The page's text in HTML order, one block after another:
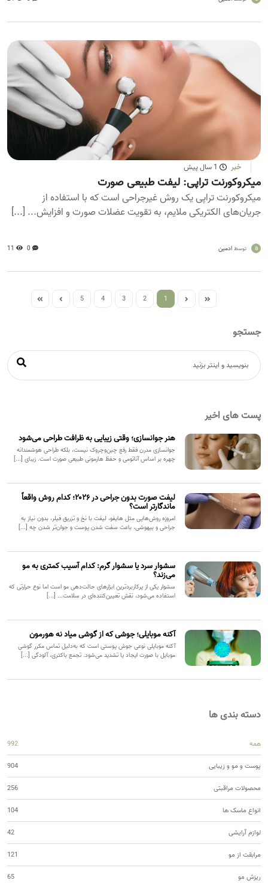
خبر 1 سال پیش
میکروکورنت تراپی: لیفت طبیعی صورت
میکروکورنت تراپی یک روش غیرجراحی است که با استفاده از
جریان‌های الکتریکی ملایم، به تقویت عضلات صورت و افزایش... [...]
a توسط ادمین 0
11
1
2
3
4
5
جستجو
پست های اخیر
هنر جوانسازی؛ وقتی زیبایی به ظرافت طراحی می‌شود
جوانسازی مدرن فقط رفع چین‌وچروک نیست، بلکه طراحی هوشمندانه
چهره بر اساس آناتومی و حفظ هارمونی طبیعی صورت است. زیبای [...]
لیفت صورت بدون جراحی در ۲۰۲۶؛ کدام روش واقعاً
ماندگارتر است؟
امروزه روش‌هایی مثل هایفو، لیفت با نخ و تزریق فیلر، بدون نیاز به
جراحی و بیهوشی، باعث سفت شدن پوست و جوان‌تر شدن چه [...]
سشوار سرد یا سشوار گرم: کدام آسیب کمتری به مو
می‌زند؟
سشوار یکی از پرکاربردترین ابزارهای حالت‌دهی مو است اما نوع حرارتی که
استفاده می‌شود، نقش تعیین‌کننده‌ای در سلامت... [...]
آکنه موبایلی؛ جوشی که از گوشی میاد نه هورمون
آکنه موبایلی نوعی جوش پوستی است که به‌دلیل تماس مکرر گوشی
موبایل با صورت ایجاد یا تشدید می‌شود. تجمع باکتری، آلودگی [...]
دسته بندی ها
همه 992
پوست و مو و زیبایی 904
محصولات مراقبتی 256
انواع ماسک ها 104
لوازم آرایشی 42
مرابقت از مو 121
ریزش مو 65